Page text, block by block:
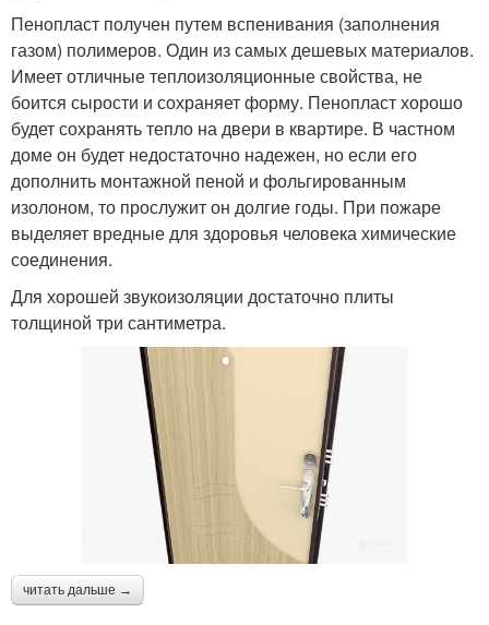
Пенопласт получен путем вспенивания (заполнения
газом) полимеров. Один из самых дешевых материалов.
Имеет отличные теплоизоляционные свойства, не
боится сырости и сохраняет форму. Пенопласт хорошо
будет сохранять тепло на двери в квартире. В частном
доме он будет недостаточно надежен, но если его
дополнить монтажной пеной и фольгированным
изолоном, то прослужит он долгие годы. При пожаре
выделяет вредные для здоровья человека химические
соединения.
Для хорошей звукоизоляции достаточно плиты
толщиной три сантиметра.
читать дальше →